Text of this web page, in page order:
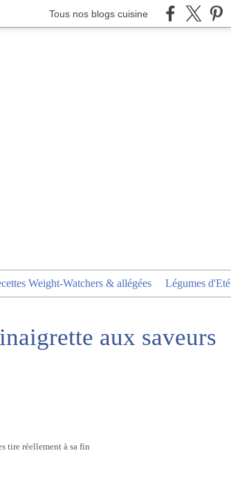
Tous nos blogs cuisine
Weight-Watchers & allégées Légumes d'Eté
aux saveurs
tire réellement à sa fin